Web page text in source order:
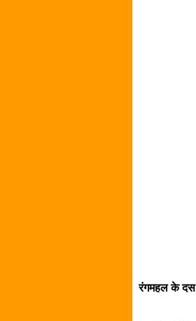
रंगमहल के दस